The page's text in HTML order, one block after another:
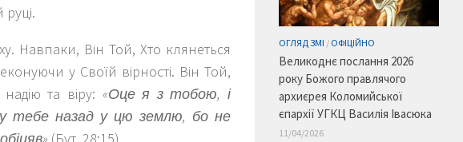
Навпаки, Він Той, Хто клянеться
у Своїй вірності. Він Той,
та віру: «Оце я з тобою, і
тебе назад у цю землю, бо не
ОГЛЯД ЗМІ / ОФІЦІЙНО
Великоднє послання 2026
року Божого правлячого
архиєрея Коломийської
єпархії УГКЦ Василія Івасюка
11/04/2026